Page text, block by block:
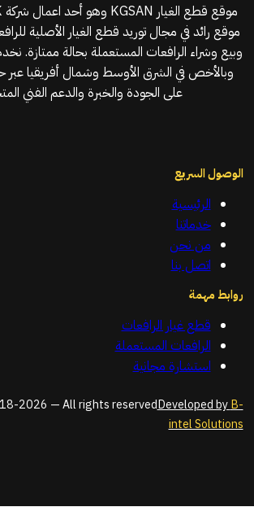
موقع رائد في مجال توريد قطع الغيار الأصلية
وبيع وشراء الرافعات المستعملة بحالة ممتازة.
وبالأخص في الشرق الأوسط وشمال أفريقيا عبر
على الجودة والخبرة والدعم الفني
الوصول السريع
الرئيسية
خدماتنا
من نحن
اتصل بنا
روابط مهمة
قطع غيار الرافعات
الرافعات المستعملة
استشارة مجانية
2026 — All rights reservedDeveloped byB-
intel Solutions